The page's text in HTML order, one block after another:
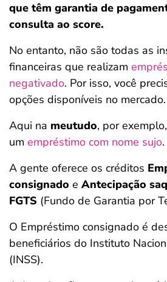
que têm garantia de
consulta ao score.
No entanto, não são todas as
financeiras que realizam
negativado. Por isso, você
opções disponíveis no mercado.
Aqui na meutudo, por
um empréstimo com nome sujo.
A gente oferece os créditos
consignado e Antecipação
FGTS (Fundo de Garantia por
O Empréstimo consignado é
beneficiários do Instituto
(INSS).